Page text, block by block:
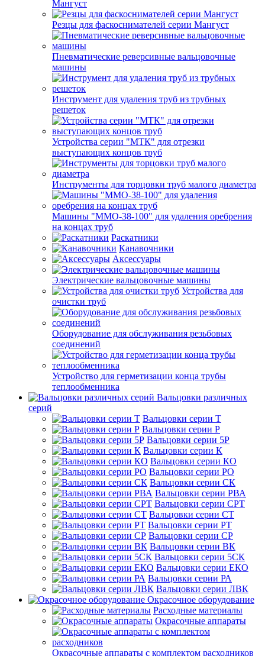
Мангуст
Резцы для фаскоснимателей серии Мангуст
Пневматические реверсивные вальцовочные
машины
Инструмент для удаления труб из трубных
решеток
Устройства серии "МТК" для отрезки
выступающих концов труб
Инструменты для торцовки труб малого диаметра
Машины "ММО-38-100" для удаления оребрения
на концах труб
Раскатники
Канавочники
Аксессуары
Электрические вальцовочные машины
Устройства для
очистки труб
Оборудование для обслуживания резьбовых
соединений
Устройство для герметизации конца трубы
теплообменника
Вальцовки различных
серий
Вальцовки серии Т
Вальцовки серии Р
Вальцовки серии 5Р
Вальцовки серии К
Вальцовки серии КО
Вальцовки серии РО
Вальцовки серии СК
Вальцовки серии РВА
Вальцовки серии СРТ
Вальцовки серии СТ
Вальцовки серии РТ
Вальцовки серии СР
Вальцовки серии ВК
Вальцовки серии 5СК
Вальцовки серии ЕКО
Вальцовки серии РА
Вальцовки серии ЛВК
Окрасочное оборудование
Расходные материалы
Окрасочные аппараты
Окрасочные аппараты с комплектом расходников